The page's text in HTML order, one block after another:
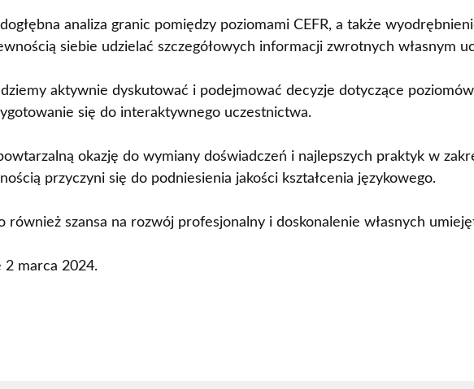
analiza granic pomiędzy poziomami CEFR, a także
siebie udzielać szczegółowych informacji zwrotnych własnym
aktywnie dyskutować i podejmować decyzje dotyczące
się do interaktywnego uczestnictwa.
okazję do wymiany doświadczeń i najlepszych praktyk w
przyczyni się do podniesienia jakości kształcenia językowego.
również szansa na rozwój profesjonalny i doskonalenie własnych
2 marca 2024.